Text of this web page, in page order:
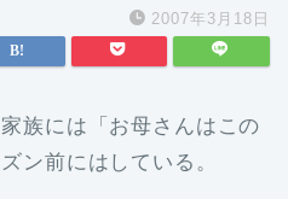
2007年3月18日
族には「お母さんはこの
ン前にはしている。